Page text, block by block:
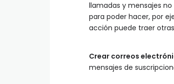
llamadas y mensajes
para poder hacer, por
acción puede traer
Crear correos
mensajes de